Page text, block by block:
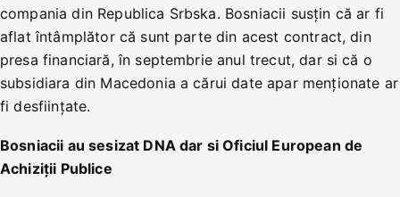
compania din Republica Srbska. Bosniacii susțin că ar fi
aflat întâmplător că sunt parte din acest contract, din
presa financiară, în septembrie anul trecut, dar si că o
subsidiara din Macedonia a cărui date apar menționate ar
fi desființate.
Bosniacii au sesizat DNA dar si Oficiul European de
Achiziții Publice